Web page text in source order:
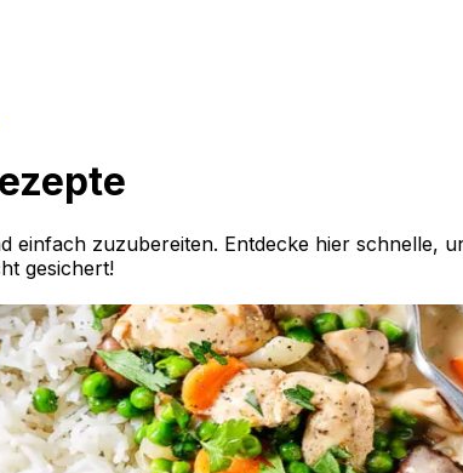
einfach zuzubereiten. Entdecke hier schnelle,
gesichert!